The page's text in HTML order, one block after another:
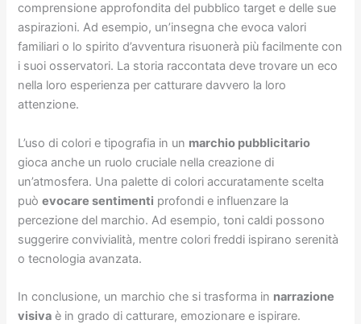
comprensione approfondita del pubblico target e delle sue
aspirazioni. Ad esempio, un’insegna che evoca valori
familiari o lo spirito d’avventura risuonerà più facilmente con
i suoi osservatori. La storia raccontata deve trovare un eco
nella loro esperienza per catturare davvero la loro
attenzione.
L’uso di colori e tipografia in un marchio pubblicitario
gioca anche un ruolo cruciale nella creazione di
un’atmosfera. Una palette di colori accuratamente scelta
puòevocare sentimenti profondi e influenzare la
percezione del marchio. Ad esempio, toni caldi possono
suggerire convivialità, mentre colori freddi ispirano serenità
o tecnologia avanzata.
In conclusione, un marchio che si trasforma in narrazione
visiva è in grado di catturare, emozionare e ispirare.